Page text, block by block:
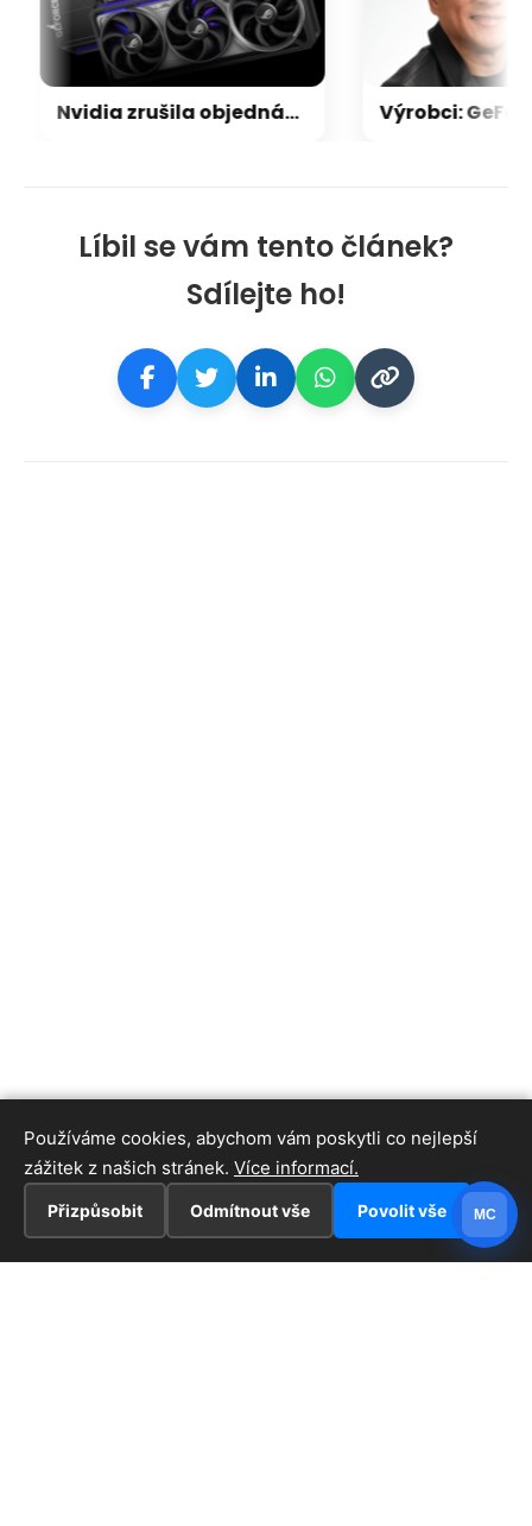
Líbil se vám tento článek?
Sdílejte ho!
Nvidia zrušila objednávku GeForce RTX 5090 za $4600, Asus ji prý dodá za $5200
Používáme cookies, abychom vám poskytli co nejlepší
zážitek z našich stránek. Více informací.
Přizpůsobit Odmítnout vše Povolit vše MC